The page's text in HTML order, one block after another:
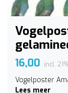
16,00 incl.
Vogelposter
Lees meer